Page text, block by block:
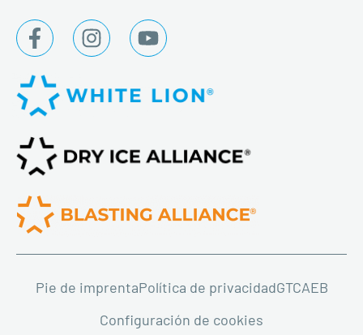
Pie de imprentaPolítica de privacidadGTCAEB
Configuración de cookies